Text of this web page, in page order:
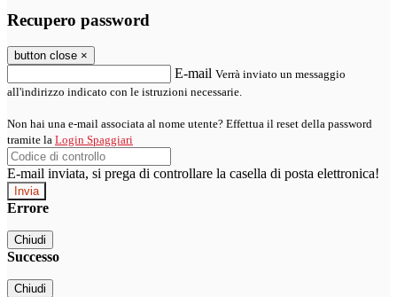
Recupero password
button close ×
E-mail Verrà inviato un messaggio
all'indirizzo indicato con le istruzioni necessarie.
Non hai una e-mail associata al nome utente? Effettua il reset della password
tramite la Login Spaggiari
E-mail inviata, si prega di controllare la casella di posta elettronica!
Errore
Chiudi
Successo
Chiudi